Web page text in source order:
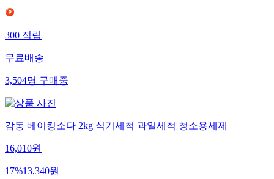
300적립
무료배송
3,504명구매중
감동 베이킹소다 2kg 식기세척 과일세척 청소용세제
16,010원
17%13,340원